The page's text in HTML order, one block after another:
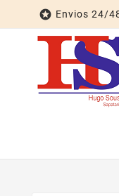
 Envios 24/